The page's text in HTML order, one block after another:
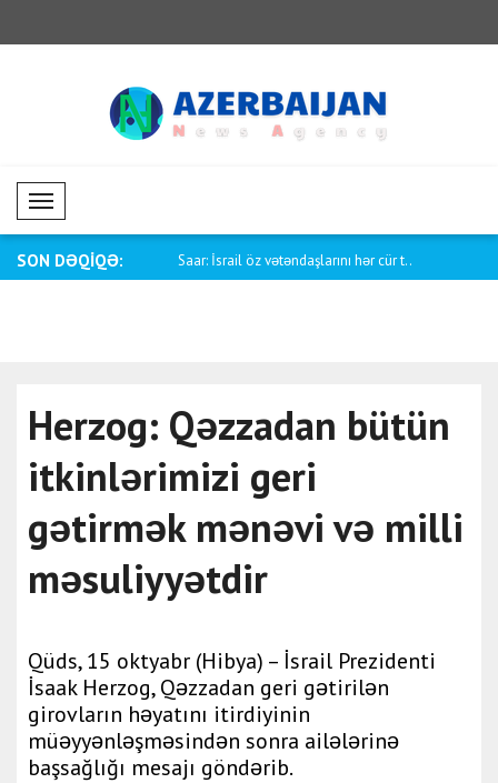
Mobil Menü
SON DƏQİQƏ:
Britaniyanın Milli Saar: İsrail öz vətəndaşlarını hər cür t..
Herzog: Qəzzadan bütün
itkinlərimizi geri
gətirmək mənəvi və milli
məsuliyyətdir
Qüds, 15 oktyabr (Hibya) – İsrail Prezidenti
İsaak Herzog, Qəzzadan geri gətirilən
girovların həyatını itirdiyinin
müəyyənləşməsindən sonra ailələrinə
başsağlığı mesajı göndərib.